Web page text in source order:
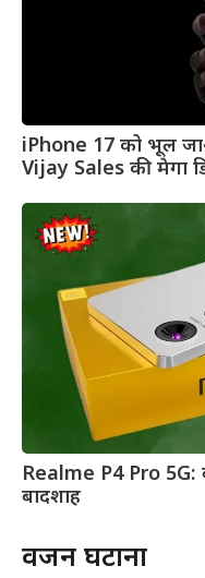
iPhone 17 को भूल
Vijay Sales की मेगा
Realme P4 Pro 5G:
बादशाह
वजन घटाना